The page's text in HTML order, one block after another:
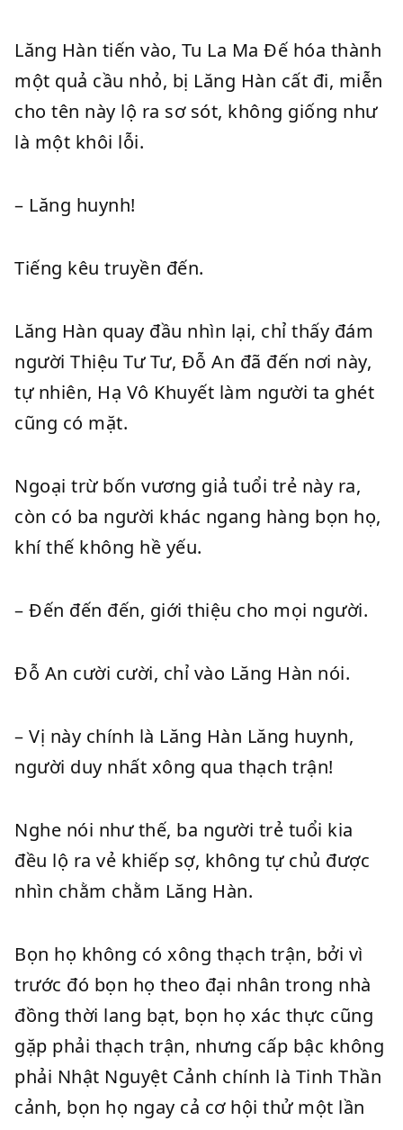
Lăng Hàn tiến vào, Tu La Ma Đế hóa thành
một quả cầu nhỏ, bị Lăng Hàn cất đi, miễn
cho tên này lộ ra sơ sót, không giống như
là một khôi lỗi.
– Lăng huynh!
Tiếng kêu truyền đến.
Lăng Hàn quay đầu nhìn lại, chỉ thấy đám
người Thiệu Tư Tư, Đỗ An đã đến nơi này,
tự nhiên, Hạ Vô Khuyết làm người ta ghét
cũng có mặt.
Ngoại trừ bốn vương giả tuổi trẻ này ra,
còn có ba người khác ngang hàng bọn họ,
khí thế không hề yếu.
– Đến đến đến, giới thiệu cho mọi người.
Đỗ An cười cười, chỉ vào Lăng Hàn nói.
– Vị này chính là Lăng Hàn Lăng huynh,
người duy nhất xông qua thạch trận!
Nghe nói như thế, ba người trẻ tuổi kia
đều lộ ra vẻ khiếp sợ, không tự chủ được
nhìn chằm chằm Lăng Hàn.
Bọn họ không có xông thạch trận, bởi vì
trước đó bọn họ theo đại nhân trong nhà
đồng thời lang bạt, bọn họ xác thực cũng
gặp phải thạch trận, nhưng cấp bậc không
phải Nhật Nguyệt Cảnh chính là Tinh Thần
cảnh, bọn họ ngay cả cơ hội thử một lần